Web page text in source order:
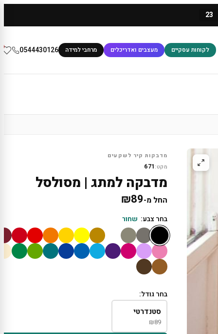
23
לקוחות עסקיים מעצבים ואדריכלים מרחבי למידה 0544430126
מדבקות קיר לשקעים
מקט:671
מדבקה למתג | מסולסל
החל מ- ₪89
בחר צבע: שחור
בחר גודל:
סטנדרטי
₪89